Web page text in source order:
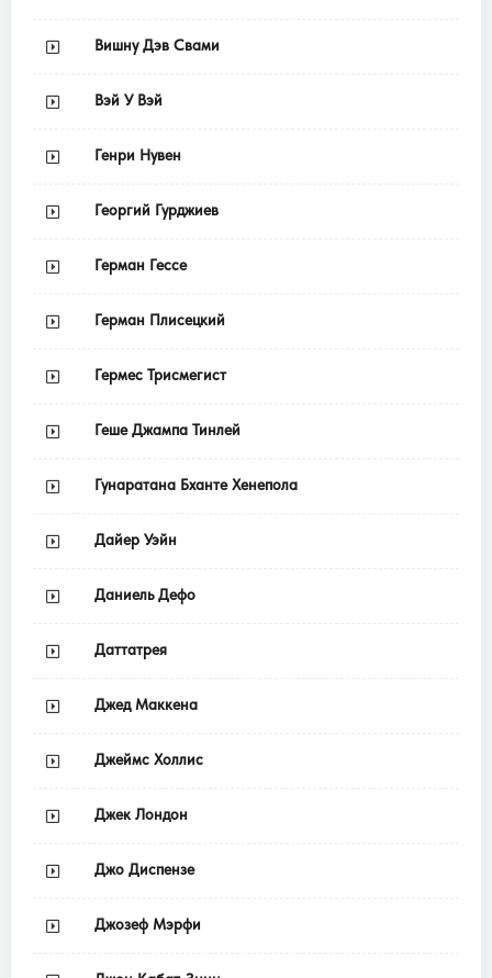
Вишну Дэв Свами
Вэй У Вэй
Генри Нувен
Георгий Гурджиев
Герман Гессе
Герман Плисецкий
Гермес Трисмегист
Геше Джампа Тинлей
Гунаратана Бханте Хенепола
Дайер Уэйн
Даниель Дефо
Даттатрея
Джед Маккена
Джеймс Холлис
Джек Лондон
Джо Диспензе
Джозеф Мэрфи